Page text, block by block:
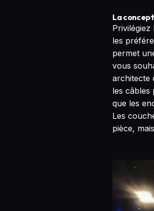
La
les
permet
vous
architecte
les câbles
que les
Les
pièce,